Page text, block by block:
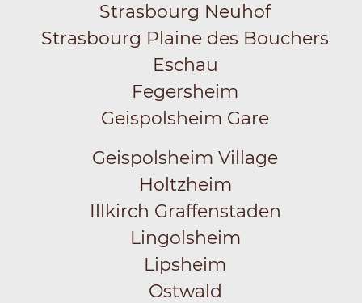
Strasbourg Neuhof
Strasbourg Plaine des Bouchers
Eschau
Fegersheim
Geispolsheim Gare
Geispolsheim Village
Holtzheim
Illkirch Graffenstaden
Lingolsheim
Lipsheim
Ostwald